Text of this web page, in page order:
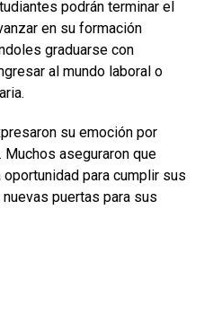
podrán terminar el
en su formación
graduarse con
al mundo laboral o
su emoción por
aseguraron que
para cumplir sus
puertas para sus